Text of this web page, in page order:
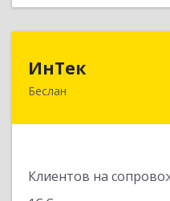
ИнТек
Беслан
Клиентов на